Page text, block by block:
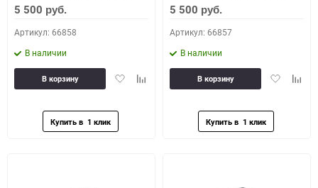
5 500 руб.
Артикул: 66858
В наличии
ДобавитьДобавить
В корзину
5 500 руб.
Артикул: 66857
В наличии
Добавить
В корзину